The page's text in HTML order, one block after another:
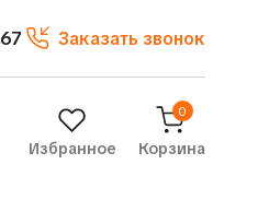
Заказать звонок
Избранное
0
Корзина